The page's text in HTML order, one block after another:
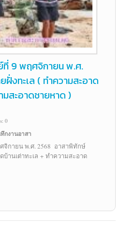
ที่ 9 พฤศจิกายน พ.ศ.
งทะเล ( ทำความสะอาด
มสะอาดชายหาด )
0
กงานอาสา
จิกายน พ.ศ. 2568 อาสาพิทักษ์
านเต่าทะเล + ทำความสะอาด